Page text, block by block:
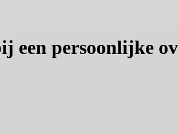
een persoonlijke